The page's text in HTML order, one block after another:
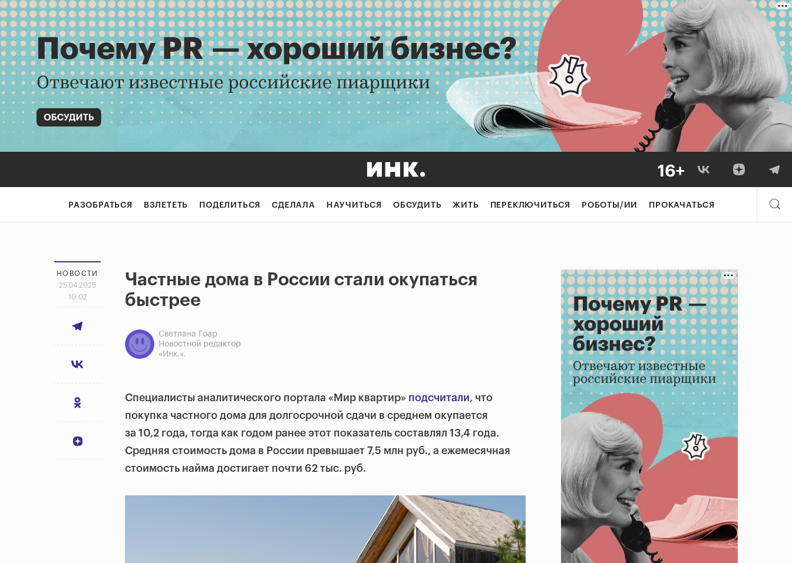
РАЗОБРАТЬСЯ ВЗЛЕТЕТЬ ПОДЕЛИТЬСЯ СДЕЛАЛА НАУЧИТЬСЯ ОБСУДИТЬ ЖИТЬ ПЕРЕКЛЮЧИТЬСЯ РОБОТЫ/ИИ ПРОКАЧАТЬСЯ
НОВОСТИ
25.04.2025
10:02
Частные дома в России стали окупаться
быстрее
Светлана Гоар
Новостной редактор
«Инк.».
Специалисты аналитического портала «Мир квартир» подсчитали, что
покупка частного дома для долгосрочной сдачи в среднем окупается
за 10,2 года, тогда как годом ранее этот показатель составлял 13,4 года.
Средняя стоимость дома в России превышает 7,5 млн руб., а ежемесячная
стоимость найма достигает почти 62 тыс. руб.